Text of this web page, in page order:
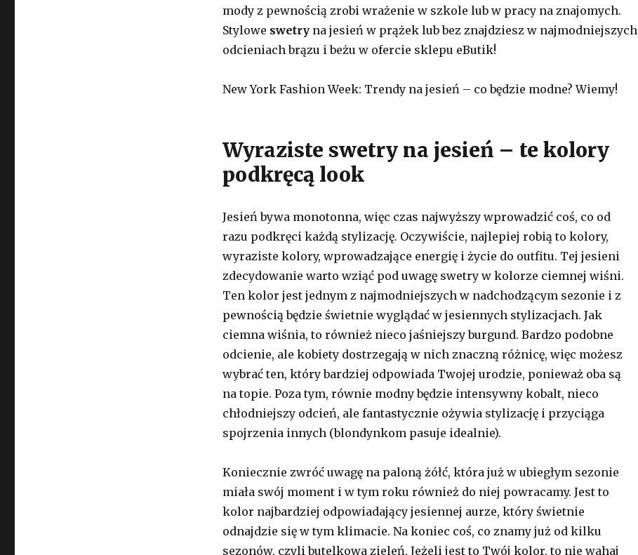
mody z pewnością zrobi wrażenie w szkole lub w pracy na znajomych.
Stylowe swetryna jesień w prążek lub bez znajdziesz w najmodniejszych
odcieniach brązu i beżu w ofercie sklepu eButik!
New York Fashion Week: Trendy na jesień – co będzie modne? Wiemy!
Wyraziste swetry na jesień – te kolory
podkręcą look
Jesień bywa monotonna, więc czas najwyższy wprowadzić coś, co od
razu podkręci każdą stylizację. Oczywiście, najlepiej robią to kolory,
wyraziste kolory, wprowadzające energię i życie do outfitu. Tej jesieni
zdecydowanie warto wziąć pod uwagę swetry w kolorze ciemnej wiśni.
Ten kolor jest jednym z najmodniejszych w nadchodzącym sezonie i z
pewnością będzie świetnie wyglądać w jesiennych stylizacjach. Jak
ciemna wiśnia, to również nieco jaśniejszy burgund. Bardzo podobne
odcienie, ale kobiety dostrzegają w nich znaczną różnicę, więc możesz
wybrać ten, który bardziej odpowiada Twojej urodzie, ponieważ oba są
na topie. Poza tym, równie modny będzie intensywny kobalt, nieco
chłodniejszy odcień, ale fantastycznie ożywia stylizację i przyciąga
spojrzenia innych (blondynkom pasuje idealnie).
Koniecznie zwróć uwagę na paloną żółć, która już w ubiegłym sezonie
miała swój moment i w tym roku również do niej powracamy. Jest to
kolor najbardziej odpowiadający jesiennej aurze, który świetnie
odnajdzie się w tym klimacie. Na koniec coś, co znamy już od kilku
sezonów, czyli butelkowa zieleń. Jeżeli jest to Twój kolor, to nie wahaj